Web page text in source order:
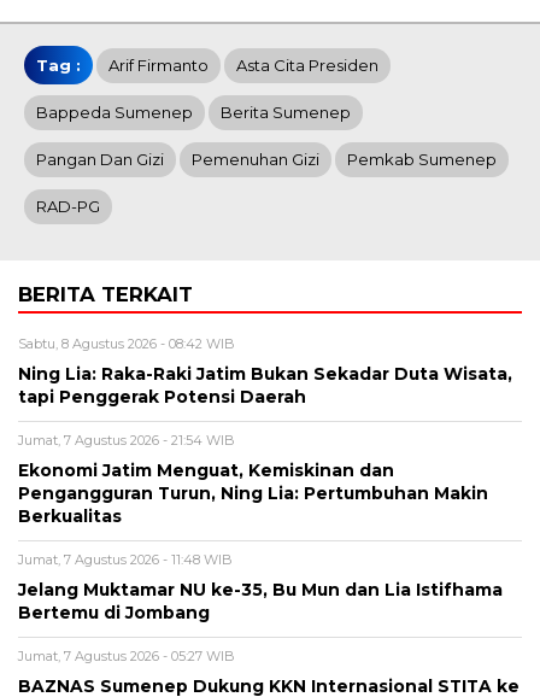
Tag : Arif Firmanto Asta Cita Presiden
Bappeda Sumenep Berita Sumenep
Pangan Dan Gizi Pemenuhan Gizi Pemkab Sumenep
RAD-PG
BERITA TERKAIT
Sabtu, 8 Agustus 2026 - 08:42 WIB
Ning Lia: Raka-Raki Jatim Bukan Sekadar Duta Wisata,
tapi Penggerak Potensi Daerah
Jumat, 7 Agustus 2026 - 21:54 WIB
Ekonomi Jatim Menguat, Kemiskinan dan
Pengangguran Turun, Ning Lia: Pertumbuhan Makin
Berkualitas
Jumat, 7 Agustus 2026 - 11:48 WIB
Jelang Muktamar NU ke-35, Bu Mun dan Lia Istifhama
Bertemu di Jombang
Jumat, 7 Agustus 2026 - 05:27 WIB
BAZNAS Sumenep Dukung KKN Internasional STITA ke